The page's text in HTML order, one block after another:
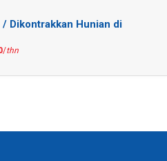
/ Dikontrakkan Hunian di
/thn